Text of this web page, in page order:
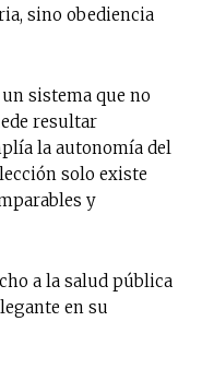
sino obediencia
sistema que no
resultar
la autonomía del
solo existe
y
a la salud pública
en su